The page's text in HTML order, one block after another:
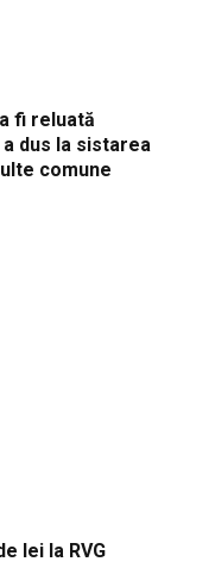
fi reluată
dus la sistarea
comune
lei la RVG